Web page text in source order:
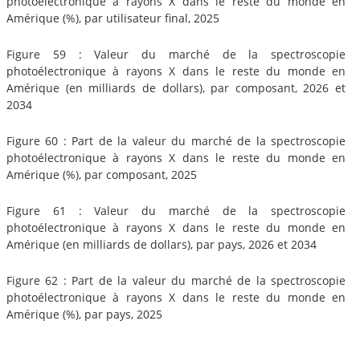
Amérique (%), par utilisateur final, 2025
Figure 59 : Valeur du marché de la spectroscopie
photoélectronique à rayons X dans le reste du monde en
Amérique (en milliards de dollars), par composant, 2026 et
2034
Figure 60 : Part de la valeur du marché de la spectroscopie
photoélectronique à rayons X dans le reste du monde en
Amérique (%), par composant, 2025
Figure 61 : Valeur du marché de la spectroscopie
photoélectronique à rayons X dans le reste du monde en
Amérique (en milliards de dollars), par pays, 2026 et 2034
Figure 62 : Part de la valeur du marché de la spectroscopie
photoélectronique à rayons X dans le reste du monde en
Amérique (%), par pays, 2025